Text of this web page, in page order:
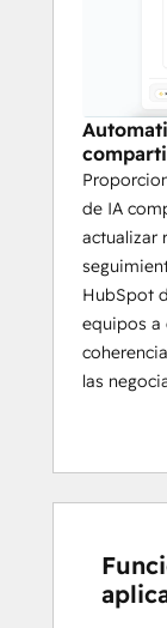
de IA
actualizar
HubSpot
equipos a
las